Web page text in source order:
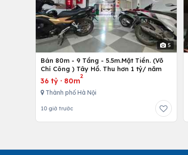
5
Bán 80m - 9 Tầng - 5.5m.Mặt Tiền. (Võ
Chí Công ) Tây Hồ. Thu hơn 1 tỷ/ năm
36 tỷ · 80m
2
Thành phố Hà Nội
10 giờ trước